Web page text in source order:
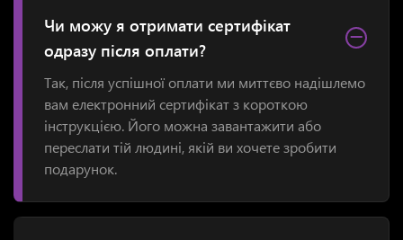
Чи можу я отримати сертифікат
одразу після оплати?
−
Так, після успішної оплати ми миттєво надішлемо
вам електронний сертифікат з короткою
інструкцією. Його можна завантажити або
переслати тій людині, якій ви хочете зробити
подарунок.